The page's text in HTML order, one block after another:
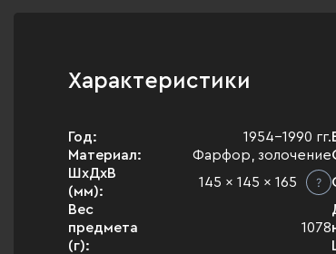
Характеристики
Год:
1954-1990 гг.
Материал:
Фарфор, золочение
ШхДхВ
(мм):
145 x 145 x 165
Вес
предмета
(г):
1078